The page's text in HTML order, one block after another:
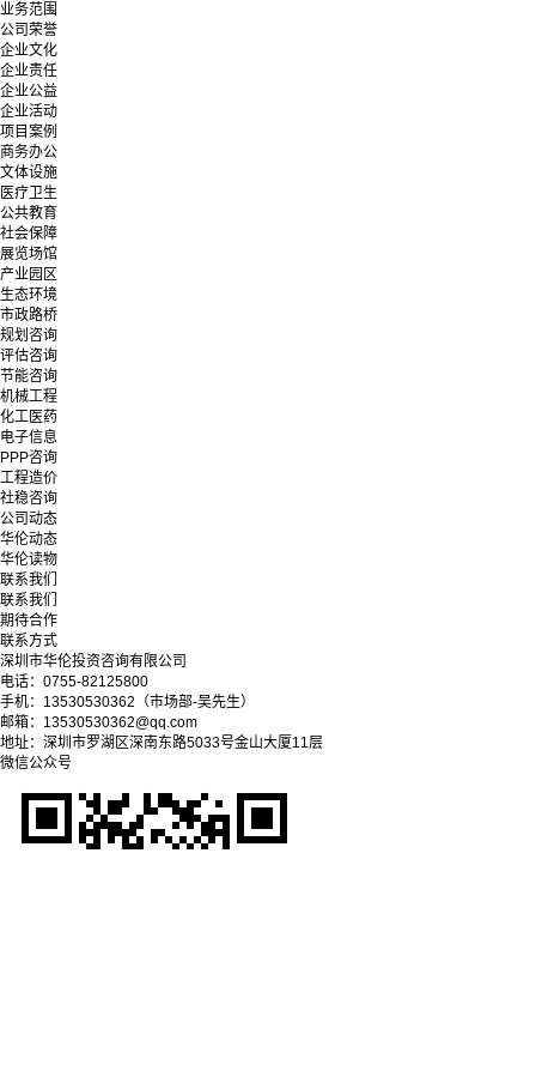
业务范围
公司荣誉
企业文化
企业责任
企业公益
企业活动
项目案例
商务办公
文体设施
医疗卫生
公共教育
社会保障
展览场馆
产业园区
生态环境
市政路桥
规划咨询
评估咨询
节能咨询
机械工程
化工医药
电子信息
PPP咨询
工程造价
社稳咨询
公司动态
华伦动态
华伦读物
联系我们
联系我们
期待合作
联系方式
深圳市华伦投资咨询有限公司
电话：0755-82125800
手机：13530530362（市场部-吴先生）
邮箱：13530530362@qq.com
地址：深圳市罗湖区深南东路5033号金山大厦11层
微信公众号